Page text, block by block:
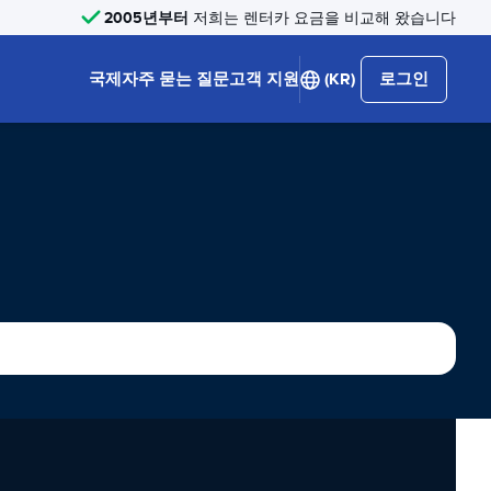
2005년부터 저희는 렌터카 요금을 비교해 왔습니다
국제자주 묻는 질문고객 지원 (KR) 로그인